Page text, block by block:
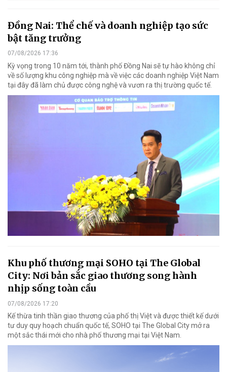
Đồng Nai: Thể chế và doanh nghiệp tạo sức
bật tăng trưởng
07/08/2026 17:36
Kỳ vọng trong 10 năm tới, thành phố Đồng Nai sẽ tự hào không chỉ
về số lượng khu công nghiệp mà về việc các doanh nghiệp Việt Nam
tại đây đã làm chủ được công nghệ và vươn ra thị trường quốc tế.
Khu phố thương mại SOHO tại The Global
City: Nơi bản sắc giao thương song hành
nhịp sống toàn cầu
07/08/2026 17:20
Kế thừa tinh thần giao thương của phố thị Việt và được thiết kế dưới
tư duy quy hoạch chuẩn quốc tế, SOHO tại The Global City mở ra
một sắc thái mới cho nhà phố thương mại tại Việt Nam.